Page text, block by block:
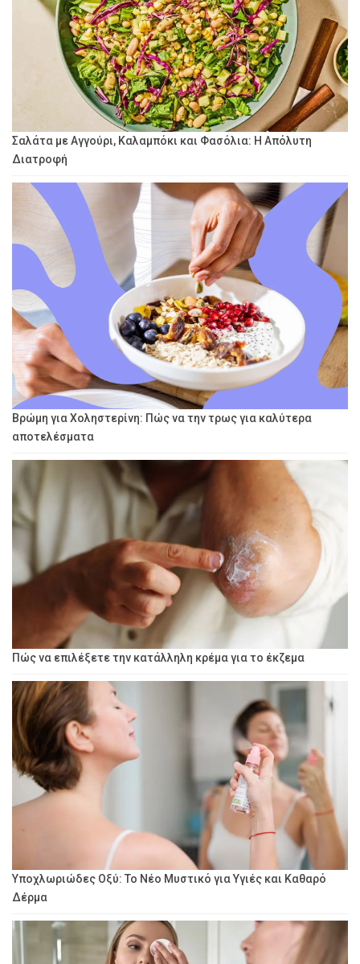
Σαλάτα με Αγγούρι, Καλαμπόκι και Φασόλια: Η Απόλυτη
Διατροφή
Βρώμη για Χοληστερίνη: Πώς να την τρως για καλύτερα
αποτελέσματα
Πώς να επιλέξετε την κατάλληλη κρέμα για το έκζεμα
Υποχλωριώδες Οξύ: Το Νέο Μυστικό για Υγιές και Καθαρό
Δέρμα